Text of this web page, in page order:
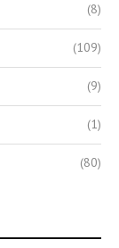
(8)
(109)
(9)
(1)
(80)